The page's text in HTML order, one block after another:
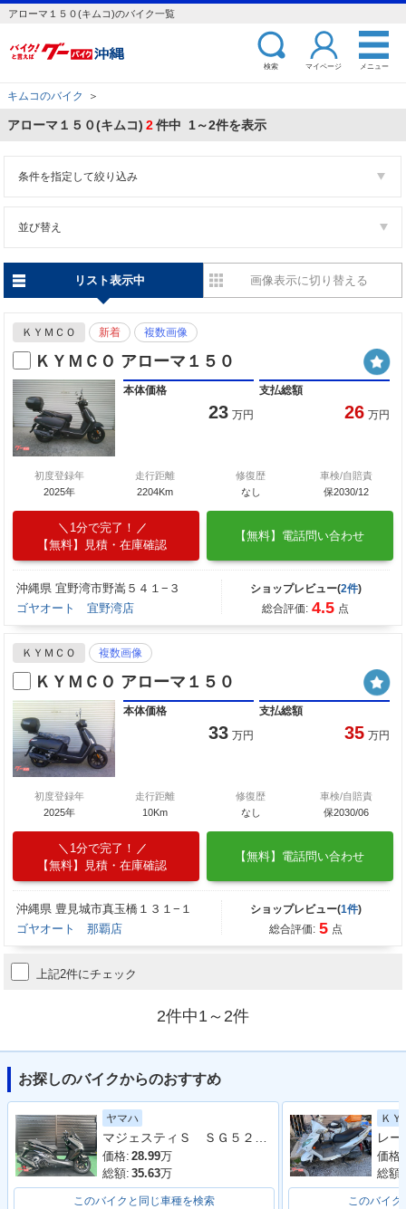
アローマ１５０(キムコ)のバイク一覧
検索 マイページ メニュー
キムコのバイク ＞
アローマ１５０(キムコ) 2件中 1～2件を表示
条件を指定して絞り込み
並び替え
リスト表示中 画像表示に切り替える
ＫＹＭＣＯ 新着 複数画像
ＫＹＭＣＯ アローマ１５０
本体価格
23 万円
支払総額
26 万円
初度登録年
2025年
走行距離
2204Km
修復歴
なし
車検/自賠責
保2030/12
1分で完了！
【無料】見積・在庫確認
【無料】電話問い合わせ
沖縄県 宜野湾市野嵩５４１−３
ゴヤオート 宜野湾店
ショップレビュー(2件)
総合評価: 4.5 点
ＫＹＭＣＯ 複数画像
ＫＹＭＣＯ アローマ１５０
本体価格
33 万円
支払総額
35 万円
初度登録年
2025年
走行距離
10Km
修復歴
なし
車検/自賠責
保2030/06
1分で完了！
【無料】見積・在庫確認
【無料】電話問い合わせ
沖縄県 豊見城市真玉橋１３１−１
ゴヤオート 那覇店
ショップレビュー(1件)
総合評価: 5 点
上記2件にチェック
2件中1～2件
お探しのバイクからのおすすめ
ヤマハ
マジェスティＳ ＳＧ５２Ｊ 最終２０２０年モデル 純正ロングスクリーン ブラックメタリックＸ
価格: 28.99万
総額: 35.63万
このバイクと同じ車種を検索
ＫＹ
価格:
総額:
このバイク